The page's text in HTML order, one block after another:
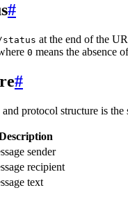
#
at the end of the
0 means the absence
#
protocol structure is
sender
recipient
text